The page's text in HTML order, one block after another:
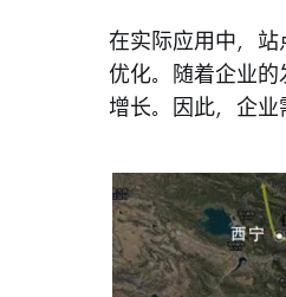
在实际应用中，
优化。随着企业
增长。因此，企业